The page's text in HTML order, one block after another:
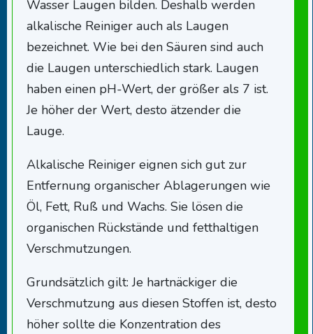
Wasser Laugen bilden. Deshalb werden
alkalische Reiniger auch als Laugen
bezeichnet. Wie bei den Säuren sind auch
die Laugen unterschiedlich stark. Laugen
haben einen pH-Wert, der größer als 7 ist.
Je höher der Wert, desto ätzender die
Lauge.
Alkalische Reiniger eignen sich gut zur
Entfernung organischer Ablagerungen wie
Öl, Fett, Ruß und Wachs. Sie lösen die
organischen Rückstände und fetthaltigen
Verschmutzungen.
Grundsätzlich gilt: Je hartnäckiger die
Verschmutzung aus diesen Stoffen ist, desto
höher sollte die Konzentration des